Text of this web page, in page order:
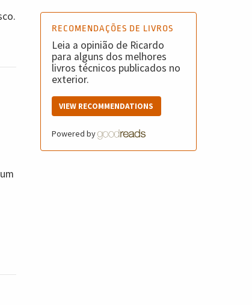
RECOMENDAÇÕES DE LIVROS
Leia a opinião de Ricardo
para alguns dos melhores
livros técnicos publicados no
exterior.
VIEW RECOMMENDATIONS
Powered by